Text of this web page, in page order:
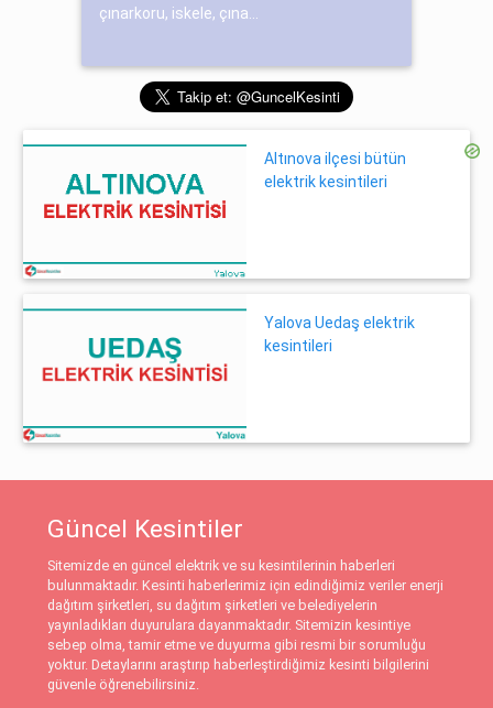
çınarkoru, iskele, çına...
Altınova ilçesi bütün
elektrik kesintileri
Yalova Uedaş elektrik
kesintileri
Güncel Kesintiler
Sitemizde en güncel elektrik ve su kesintilerinin haberleri
bulunmaktadır. Kesinti haberlerimiz için edindiğimiz veriler enerji
dağıtım şirketleri, su dağıtım şirketleri ve belediyelerin
yayınladıkları duyurulara dayanmaktadır. Sitemizin kesintiye
sebep olma, tamir etme ve duyurma gibi resmi bir sorumluğu
yoktur. Detaylarını araştırıp haberleştirdiğimiz kesinti bilgilerini
güvenle öğrenebilirsiniz.